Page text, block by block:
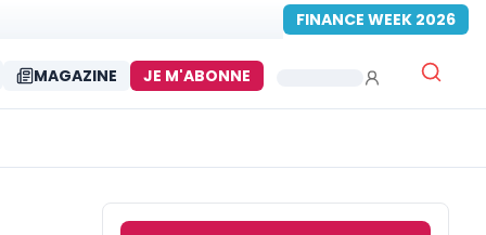
FINANCE WEEK 2026
MAGAZINE JE M'ABONNE